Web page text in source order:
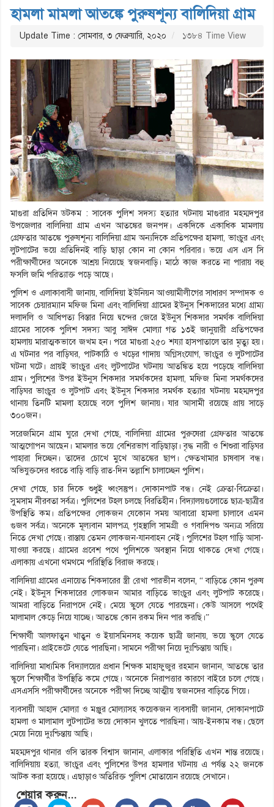
হামলা মামলা আতঙ্কে পুরুষশূন্য বালিদিয়া গ্রাম
Update Time : সোমবার, ৩ ফেব্রুয়ারি, ২০২০ ১৩৮৪ Time View
মাগুরা প্রতিদিন ডটকম : সাবেক পুলিশ সদস্য হত্যার ঘটনায় মাগুরার মহম্মদপুর
উপজেলার বালিদিয়া গ্রাম এখন আতঙ্কের জনপদ। একদিকে একাধিক মামলায়
গ্রেফতার আতঙ্কে পুরুষশূন্য বালিদিয়া গ্রাম অন্যদিকে প্রতিপক্ষের হামলা, ভাংচুর এবং
লুটপাটের ভয়ে প্রতিদিনই বাড়ি ছাড়া কোন না কোন পরিবার। ভয়ে এস এস সি
পরীক্ষার্থীদের অনেকে আশ্রয় নিয়েছে স্বজনবাড়ি। মাঠে কাজ করতে না পারায় বহু
ফসলি জমি পরিত্যাক্ত পড়ে আছে।
পুলিশ ও এলাকাবাসী জানায়, বালিদিয়া ইউনিয়ন আওয়ামীলীগের সাধারণ সম্পাদক ও
সাবেক চেয়ারম্যান মফিজ মিনা এবং বালিদিয়া গ্রামের ইউনুস শিকদারের মধ্যে গ্রাম্য
দলাদলি ও আধিপত্য বিস্তার নিয়ে দ্বন্দের জেরে ইউনুস শিকদার সমর্থক বালিদিয়া
গ্রামের সাবেক পুলিশ সদস্য আবু সাঈদ মোল্যা গত ১৩ই জানুয়ারী প্রতিপক্ষের
হামলায় মারাত্মকভাবে জখম হন। পরে মাগুরা ২৫০ শয্যা হাসপাতালে তার মৃত্যু হয়।
এ ঘটনার পর বাড়িঘর, পাটকাঠি ও খড়ের গাদায় অগ্নিসংযোগ, ভাংচুর ও লুটপাটের
ঘটনা ঘটে। প্রায়ই ভাংচুর এবং লুটপাটের ঘটনায় আতঙ্কিত হয়ে পড়েছে বালিদিয়া
গ্রাম। পুলিশের উপর ইউনুস শিকদার সমর্থকদের হামলা, মফিজ মিনা সমর্থকদের
বাড়িঘর ভাংচুর ও লুটপাট এবং ইউনুস শিকদার সমর্থক হত্যার ঘটনায় মহম্মদপুর
থানায় তিনটি মামলা হয়েছে বলে পুলিশ জানায়। যার আসামী রয়েছে প্রায় সাড়ে
৩০০জন।
সরেজমিনে গ্রাম ঘুরে দেখা গেছে, বালিদিয়া গ্রামের পুরুষেরা গ্রেফতার আতঙ্কে
আত্মগোপন আছেন। মামলার ভয়ে বেশিরভাগ বাড়িছাড়া। বৃদ্ধ নারী ও শিশুরা বাড়িঘর
পাহারা দিচ্ছেন। তাদের চোখে মুখে আতঙ্কের ছাপ। ক্ষেতখামার চাষবাস বন্ধ।
অভিযুক্তদের ধরতে বাড়ি বাড়ি রাত-দিন তল্লাশি চালাচ্ছেন পুলিশ।
দেখা গেছে, চার দিকে শুধুই ধ্বংসস্তুপ। দোকানপাট বন্ধ। নেই ক্রেতা-বিক্রেতা।
সুমসাম নীরবতা সর্বত্র। পুলিশের টহল চলছে বিরতিহীন। বিদ্যালয়গুলোতে ছাত্র-ছাত্রীর
উপস্থিতি কম। প্রতিপক্ষের লোকজন যেকোন সময় আবারো হামলা চালাবে এমন
গুজব সর্বত্র। অনেকে মূল্যবান মালপত্র, গৃহস্থালি সামগ্রী ও গবাদিপশু অন্যত্র সরিয়ে
নিতে দেখা গেছে। রাস্তায় তেমন লোকজন-যানবাহন নেই। পুলিশের টহল গাড়ি আসা-
যাওয়া করছে। গ্রামের প্রবেশ পথে পুলিশকে অবস্থান নিয়ে থাকতে দেখা গেছে।
এলাকায় এখনো থমথমে পরিস্থিতি বিরাজ করছে।
বালিদিয়া গ্রামের এনায়েত শিকদারের স্ত্রী রেখা পারভীন বলেন, “ বাড়িতে কোন পুরুষ
নেই। ইউনুস শিকদারের লোকজন আমার বাড়িতে ভাংচুর এবং লুটপাট করেছে।
আমরা বাড়িতে নিরাপদে নেই। মেয়ে স্কুলে যেতে পারছেনা। কেউ আসলে পথেই
মালামাল কেড়ে নিয়ে যাচ্ছে। আতঙ্কে কোন রকম দিন পার করছি।”
শিক্ষার্থী আলফাতুন খাতুন ও ইয়াসমিনসহ কয়েক ছাত্রী জানায়, ভয়ে স্কুলে যেতে
পারছিনা। প্রাইভেটে যেতে পারছিনা। সামনে পরীক্ষা নিয়ে দুঃশ্চিন্তায় আছি।
বালিদিয়া মাধ্যমিক বিদ্যালয়ের প্রধান শিক্ষক মাহাফুজুর রহমান জানান, আতঙ্কে তার
স্কুলে শিক্ষার্থীর উপস্থিতি কমে গেছে। অনেকে নিরাপত্তার কারণে বাইরে চলে গেছে।
এসএসসি পরীক্ষার্থীদের অনেকে পরীক্ষা দিচ্ছে আত্মীয় স্বজনদের বাড়িতে গিয়ে।
ব্যবসায়ী আহাদ মোল্যা ও মঞ্জুর মোল্যাসহ কয়েকজন ব্যবসায়ী জানান, দোকানপাটে
হামলা ও মালামাল লুটপাটের ভয়ে দোকান খুলতে পারছিনা। আয়-ইনকাম বন্ধ। ছেলে
মেয়ে নিয়ে দুঃশ্চিন্তায় আছি।
মহম্মদপুর থানার ওসি তারক বিশ্বাস জানান, এলাকার পরিস্থিতি এখন শান্ত রয়েছে।
বালিদিয়ায় হত্যা, ভাংচুর এবং পুলিশের উপর হামলার ঘটনায় এ পর্যন্ত ২২ জনকে
আটক করা হয়েছে। এছাড়াও অতিরিক্ত পুলিশ মোতায়েন রয়েছে সেখানে।
শেয়ার করুন...